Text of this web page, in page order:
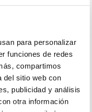
para personalizar
funciones de redes
compartimos
del sitio web con
publicidad y análisis
otra información